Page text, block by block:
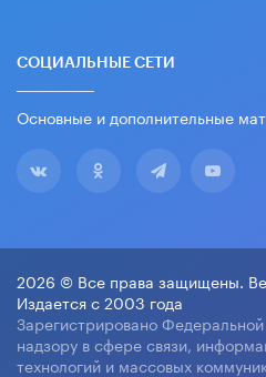
СОЦИАЛЬНЫЕ СЕТИ
Основные и дополнительные
2026 © Все права защищены.
Издается с 2003 года
Зарегистрировано
надзору в сфере связи,
технологий и массовых